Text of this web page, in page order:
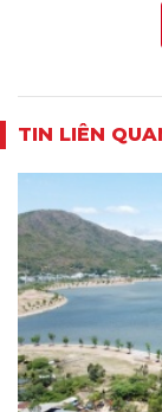
TIN LIÊN